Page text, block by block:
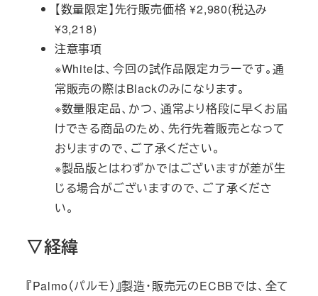
【数量限定】先行販売価格 ¥2,980(税込み
¥3,218)
注意事項
※Whiteは、今回の試作品限定カラーです。通
常販売の際はBlackのみになります。
※数量限定品、かつ、通常より格段に早くお届
けできる商品のため、先行先着販売となって
おりますので、ご了承ください。
※製品版とはわずかではございますが差が生
じる場合がございますので、ご了承くださ
い。
▽経緯
『Palmo（パルモ）』製造・販売元のECBBでは、全て